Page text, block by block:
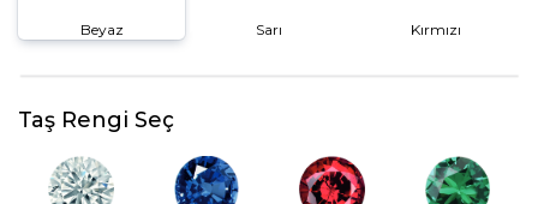
Beyaz Sarı Kırmızı
Taş Rengi Seç